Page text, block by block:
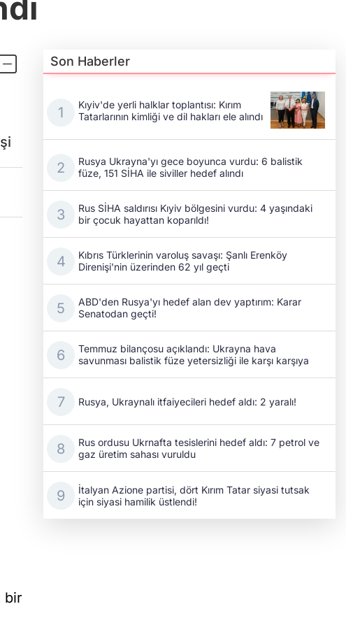
bir
Son Haberler
Kıyiv'de yerli halklar toplantısı: Kırım
Tatarlarının kimliği ve dil hakları ele alındı
Rusya Ukrayna'yı gece boyunca vurdu: 6 balistik
füze, 151 SİHA ile siviller hedef alındı
Rus SİHA saldırısı Kıyiv bölgesini vurdu: 4 yaşındaki
bir çocuk hayattan koparıldı!
Kıbrıs Türklerinin varoluş savaşı: Şanlı Erenköy
Direnişi'nin üzerinden 62 yıl geçti
ABD'den Rusya'yı hedef alan dev yaptırım: Karar
Senatodan geçti!
Temmuz bilançosu açıklandı: Ukrayna hava
savunması balistik füze yetersizliği ile karşı karşıya
Rusya, Ukraynalı itfaiyecileri hedef aldı: 2 yaralı!
Rus ordusu Ukrnafta tesislerini hedef aldı: 7 petrol ve
gaz üretim sahası vuruldu
İtalyan Azione partisi, dört Kırım Tatar siyasi tutsak
için siyasi hamilik üstlendi!